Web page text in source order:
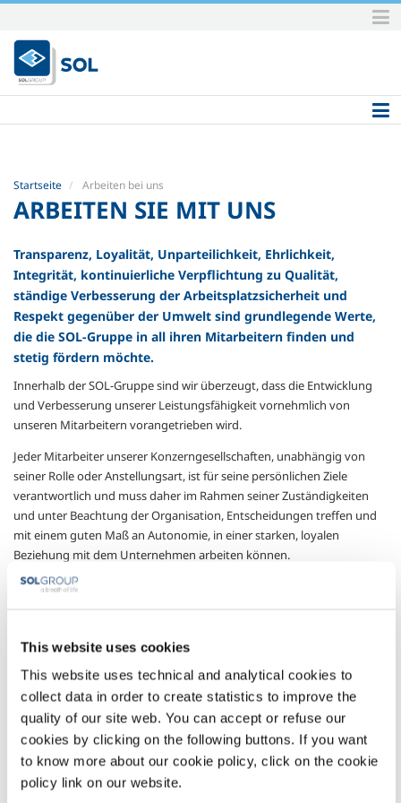
This website uses cookies
This website uses technical and analytical cookies to
collect data in order to create statistics to improve the
quality of our site web. You can accept or refuse our
cookies by clicking on the following buttons. If you want
to know more about our cookie policy, click on the cookie
policy link on our website.
Direkt
zum
Inhalt
|
zur
Startseite Arbeiten bei uns
ARBEITEN SIE MIT UNS
Transparenz, Loyalität, Unparteilichkeit, Ehrlichkeit,
Integrität, kontinuierliche Verpflichtung zu Qualität,
ständige Verbesserung der Arbeitsplatzsicherheit und
Respekt gegenüber der Umwelt sind grundlegende Werte,
die die SOL-Gruppe in all ihren Mitarbeitern finden und
stetig fördern möchte.
Innerhalb der SOL-Gruppe sind wir überzeugt, dass die Entwicklung
und Verbesserung unserer Leistungsfähigkeit vornehmlich von
unseren Mitarbeitern vorangetrieben wird.
Jeder Mitarbeiter unserer Konzerngesellschaften, unabhängig von
seiner Rolle oder Anstellungsart, ist für seine persönlichen Ziele
verantwortlich und muss daher im Rahmen seiner Zuständigkeiten
und unter Beachtung der Organisation, Entscheidungen treffen und
mit einem guten Maß an Autonomie, in einer starken, loyalen
Beziehung mit dem Unternehmen arbeiten können.
Der Hauptreiz, der es uns ermöglicht, unsere Professionalität zu
Herausforderungen begegnen, in unserem Wunsch, zu lernen und
In unseren Gruppengesellschaften ist kein Platz für Respektlosigkeit,
Intoleranz, Illegalität, Unbehagen, Belästigung oder Diskriminierung
jeglicher Art. Dieser Grundsatz kann in keiner Weise oder aus
irgendeinem Grund ausgesetzt werden und muss von allen, auf allen
Ebenen und unter allen Umständen angewendet werden.